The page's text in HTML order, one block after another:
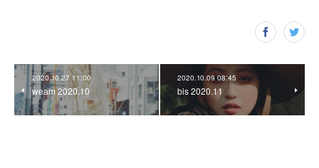
2020.10.27 11:00
weam 2020.10
2020.10.09 08:45
bis 2020.11